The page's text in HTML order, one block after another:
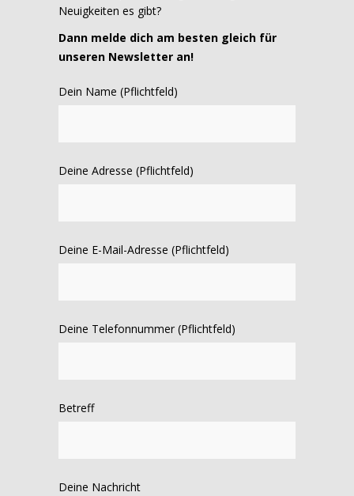
Neuigkeiten es gibt?
Dann melde dich am besten gleich für
unseren Newsletter an!
Dein Name (Pflichtfeld)
Deine Adresse (Pflichtfeld)
Deine E-Mail-Adresse (Pflichtfeld)
Deine Telefonnummer (Pflichtfeld)
Betreff
Deine Nachricht